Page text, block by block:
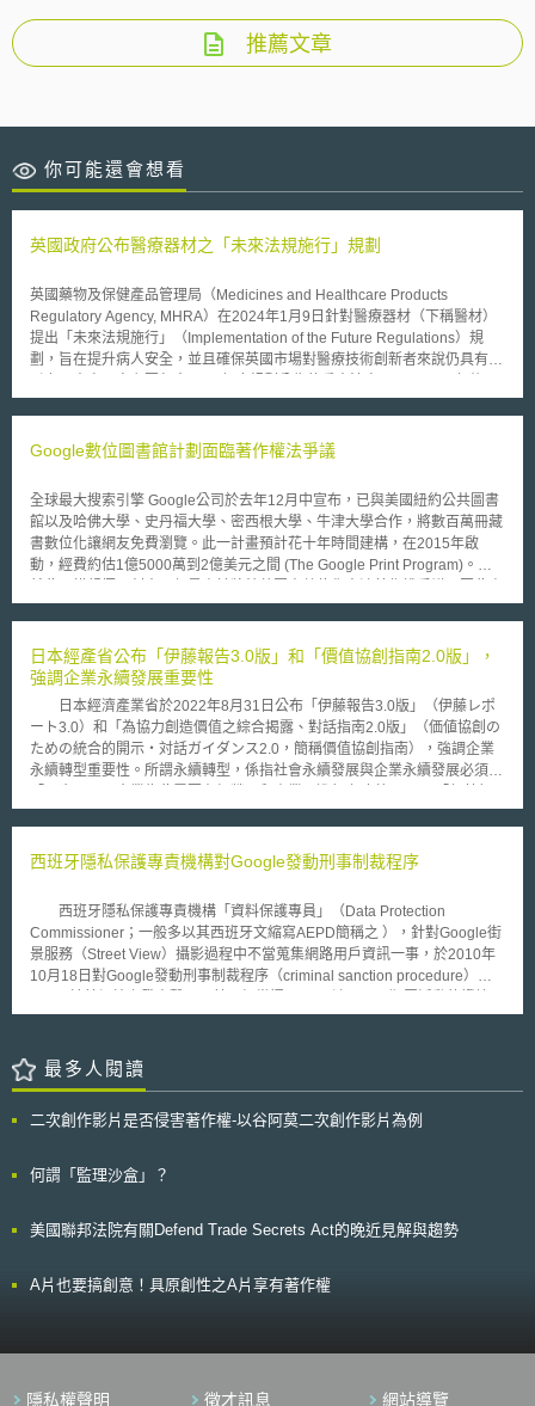
推薦文章
你可能還會想看
英國政府公布醫療器材之「未來法規施行」規劃
英國藥物及保健產品管理局（Medicines and Healthcare Products
Regulatory Agency, MHRA）在2024年1月9日針對醫療器材（下稱醫材）
提出「未來法規施行」（Implementation of the Future Regulations）規
劃，旨在提升病人安全，並且確保英國市場對醫療技術創新者來說仍具有吸
計實施的核心政策，以下節錄相關說明： 1.預計於2024年實施的法規及政
Airlock」的監理沙盒 （AI-Airlock regulatory sandbox）及數則醫材軟體監
learning practice for medical device development mapping）、「人工智
慧醫材開發和部署的最佳實踐」（AI as a Medical Device(AIaMD)
development and deployment best practice）及「資料驅動醫材軟體的研
究、發展及治理」Data-driven SaMD research, development and
governance）；另外，因應世界貿易組織（World Trade Organization,
案》（draft Post-market Surveillance Requirements Statutory Instrument,
監管要求。 2. 未來核心政策規劃 MHRA已選定數個醫材管理核心主題，並
預計從2024年上半年開始與利害關係人啟動相關討論會議，以利於2025年
後制定更詳細的施政草案。管理議題明確包含對植入式醫材的風險分類進行
升級、增加醫材軟體的分類、加強對醫材之品質管理系統與加強技術文件、
推行專屬識別碼（Unique Device Identifiers, UDI）、更新臨床試驗施行措
施、引入國際承認框架，使已獲得類似監管機構批准的醫材更快進入市場，
以及促使英國對於醫材軟體網路安全等基本管理要求持續與歐盟接軌。 以
上施政規劃，反映出英國政府為確保民眾安全，欲持續加強醫材品質的風險
將此類的醫材朝向細緻化管理的布局。此外，英國於2020年脫歐後，歐盟
的醫療器材法規在英國已不再適用，故MHRA近年積極發布更適合英國體質
發生短缺之情形。
Google數位圖書館計劃面臨著作權法爭議
全球最大搜索引擎 Google公司於去年12月中宣布，已與美國紐約公共圖書
館以及哈佛大學、史丹福大學、密西根大學、牛津大學合作，將數百萬冊藏
書數位化讓網友免費瀏覽。此一計畫預計花十年時間建構，在2015年啟
動，經費約估1億5000萬到2億美元之間 (The Google Print Program)。雖
125家非營利學術出版機構組成的美國大學出版協會(AAUP)已針對若干疑點
AAUP所持最重要依據係美國著作權法第107條有關合理使用之規定。
AAUP質疑，以Google如此大規模，就圖書內容性質不加以區分，全面性的
圖書數位化工程，恐怕無法符合著作權法所訂出的合理使用標準。蓋著作權
法有關是否符合合理使用之界定標準，是以事實情況及個案之判別方式為
主，故無法想像Google如何在未進行個別之判斷前，便能夠概括性的依此
而主張其享有合法權利。事實上，Google之主張與法院實務界之認知存在
極大落差。 此外， Google的數位圖書館計畫在許多細部執行事項上，
位化後，對於以銷售書籍及授權為主要營收來源之出版社，恐會產生造成市
過程中涉及的法律層面問題，卻相當程度羈絆了夢想前進的速度。 Google
實資料以觀，Google若未能與學術出版商妥善安排著作權引發之爭議，此
一計畫未來是否能順利執行，恐怕存有極大疑問。
日本經產省公布「伊藤報告3.0版」和「價值協創指南2.0版」，
強調企業永續發展重要性
日本經濟產業省於2022年8月31日公布「伊藤報告3.0版」（伊藤レポ
ート3.0）和「為協力創造價值之綜合揭露、對話指南2.0版」（価値協創の
ための統合的開示・対話ガイダンス2.0，簡稱價值協創指南），強調企業
永續轉型重要性。所謂永續轉型，係指社會永續發展與企業永續發展必須
告3.0版」整理企業推動永續轉型應採取之措施，包括必須根據社會永續性
Performance Indicators, KPI）、治理目標等。此外，伊藤報告也指出供應
推動企業永續轉型。 為強化企業經營以實現永續轉型，經濟產業省同
步修正「價值協創指南2.0版」，調整企業資訊揭露及對話方式，讓過程可
以更有效率及建設性。指南修正重點包括：（1）全部項目都強調為實現永
續社會，企業長期且持續提供價值的重要性及因應方向；（2）新設長期戰
略項目；（3）確保「氣候相關財務揭露（Task Force on Climate-related
西班牙隱私保護專責機構對Google發動刑事制裁程序
西班牙隱私保護專責機構「資料保護專員」（Data Protection
Commissioner；一般多以其西班牙文縮寫AEPD簡稱之 ），針對Google街
景服務（Street View）攝影過程中不當蒐集網路用戶資訊一事，於2010年
10月18日對Google發動刑事制裁程序（criminal sanction procedure）。
其中包括蒐集Wi-Fi用戶資訊並將相關資料傳送回美國等，AEPD已將相關證
片，但此一服務也引發人們對於侵犯個人隱私之擔憂。儘管Google先前已
多次針對街景攝影車攫取Wi-Fi用戶未經加密訊息之行為進行道歉，但仍有
AEPD採取法律行動前，事實上西班牙網路用戶權利協會已就相同問題
一旦法院認定Google犯罪情事屬實，各個犯罪行為將可處以6萬至60萬歐元
最多人閱讀
二次創作影片是否侵害著作權-以谷阿莫二次創作影片為例
何謂「監理沙盒」？
美國聯邦法院有關Defend Trade Secrets Act的晚近見解與趨勢
A片也要搞創意！具原創性之A片享有著作權
隱私權聲明 徵才訊息 網站導覽